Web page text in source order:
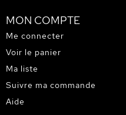
MON COMPTE
Me connecter
Voir le panier
Ma liste
Suivre ma commande
Aide